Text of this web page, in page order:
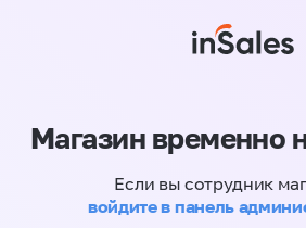
Магазин временно
Если вы сотрудник
войдите в панель